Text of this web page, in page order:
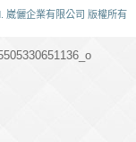
崴儷企業有限公司 版權所有